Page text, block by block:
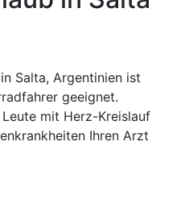
Salta, Argentinien ist
geeignet.
mit Herz-Kreislauf
Ihren Arzt